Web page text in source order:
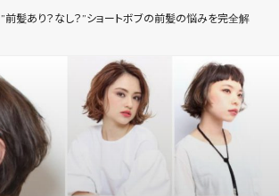
”前髪あり？なし？”ショートボブの前髪の悩みを完全解